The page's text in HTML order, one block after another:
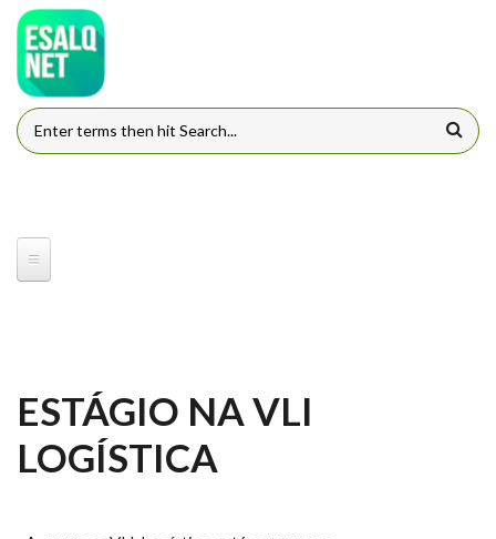
Pular para o conteúdo principal
FORMULÁRIO DE BUSCA
ESTÁGIO NA VLI
LOGÍSTICA